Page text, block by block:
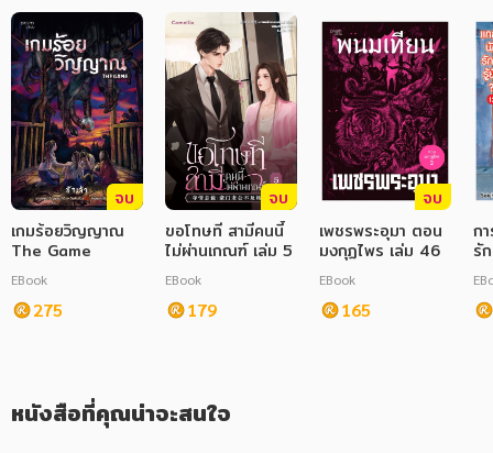
การเกษตร ชีววิทยา
การเรียน การศึกษา
เทคโนโลยี การสื่อสาร วิทยาศาสตร์
ภาษาศาสตร์
หนังสือเด็ก
การพัฒนาตนเอง
จบ
เกมร้อยวิญญาณ
The Game
EBook
275
จบ
ขอโทษที สามีคนนี้
ไม่ผ่านเกณฑ์ เล่ม 5
EBook
179
จบ
เพชรพระอุมา ตอน
มงกุฏไพร เล่ม 46
EBook
165
ก
รั
หนังสือที่คุณน่าจะสนใจ